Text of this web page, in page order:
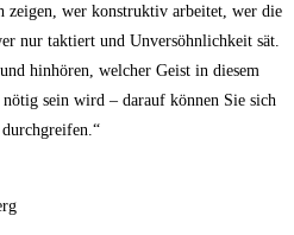
zei­gen, wer kon­struk­tiv arbei­tet, wer die
nur tak­tiert und Unver­söhn­lich­keit sät.
hin­hö­ren, wel­cher Geist in die­sem
sein wird – dar­auf kön­nen Sie sich
durchgreifen.“